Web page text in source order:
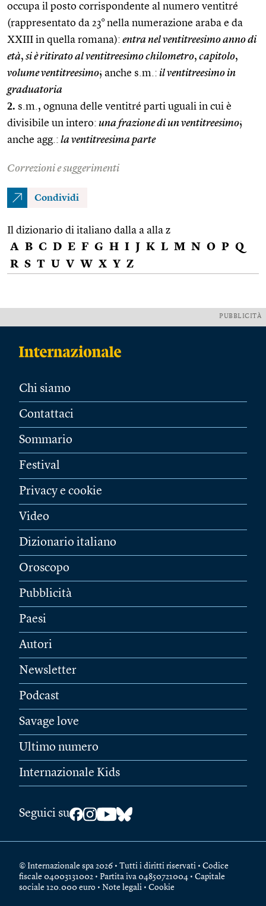
occupa il posto corrispondente al numero ventitré
(rappresentato da 23° nella numerazione araba e da
XXIII in quella romana): entra nel ventitreesimo anno di
età, si è ritirato al ventitreesimo chilometro, capitolo,
volume ventitreesimo; anche s.m.: il ventitreesimo in
graduatoria
2. s.m., ognuna delle ventitré parti uguali in cui è
divisibile un intero: una frazione di un ventitreesimo;
anche agg.: la ventitreesima parte
Correzioni e suggerimenti
Condividi
Il dizionario di italiano dalla a alla z
A B C D E F G H I J K L M N O P Q
R S T U V W X Y Z
PUBBLICITÀ
Chi siamo
Contattaci
Sommario
Festival
Privacy e cookie
Video
Dizionario italiano
Oroscopo
Pubblicità
Paesi
Autori
Newsletter
Podcast
Savage love
Ultimo numero
Internazionale Kids
Seguici su
© Internazionale spa 2026 • Tutti i diritti riservati • Codice
fiscale 04003131002 • Partita iva 04850721004 • Capitale
sociale 120.000 euro • Note legali • Cookie